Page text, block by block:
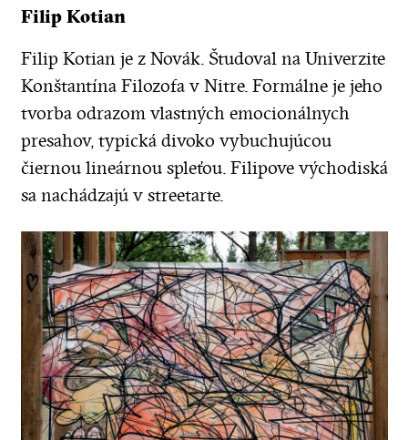
Filip Kotian
Filip Kotian je z Novák. Študoval na Univerzite
Konštantína Filozofa v Nitre. Formálne je jeho
tvorba odrazom vlastných emocionálnych
presahov, typická divoko vybuchujúcou
čiernou lineárnou spleťou. Filipove východiská
sa nachádzajú v streetarte.